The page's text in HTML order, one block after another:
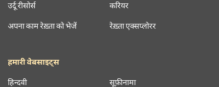
उर्दू रीसोर्स
अपना काम रेख़्ता को भेजें
करियर
रेख़्ता एक्सप्लोरर
हमारी वेबसाइट्स
हिन्दवी सूफ़ीनामा